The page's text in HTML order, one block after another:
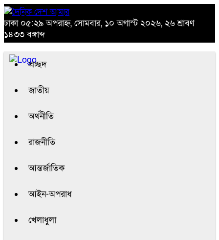
ঢাকা ০৫:২৯ অপরাহ্ন, সোমবার, ১০ অগাস্ট ২০২৬, ২৬ শ্রাবণ
১৪৩৩ বঙ্গাব্দ
প্রচ্ছদ
জাতীয়
অর্থনীতি
রাজনীতি
আন্তর্জাতিক
আইন-অপরাধ
খেলাধুলা